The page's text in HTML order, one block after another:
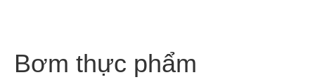
Bơm thực phẩm